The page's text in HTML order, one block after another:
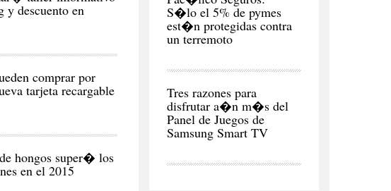
y descuento en
comprar por
tarjeta recargable
hongos super� los
en el 2015
S�lo el 5% de pymes
est�n protegidas contra
un terremoto
Tres razones para
disfrutar a�n m�s del
Panel de Juegos de
Samsung Smart TV